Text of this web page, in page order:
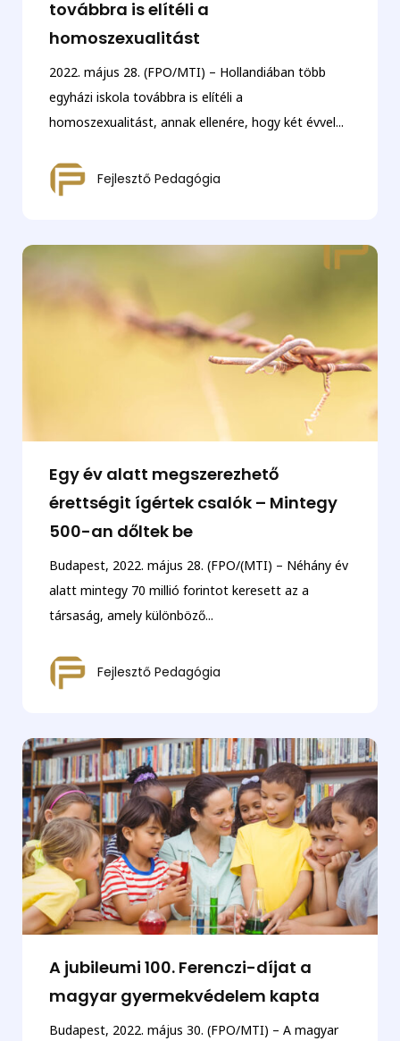
továbbra is elítéli a
homoszexualitást
2022. május 28. (FPO/MTI) – Hollandiában több
egyházi iskola továbbra is elítéli a
homoszexualitást, annak ellenére, hogy két évvel...
Fejlesztő Pedagógia
Egy év alatt megszerezhető
érettségit ígértek csalók – Mintegy
500-an dőltek be
Budapest, 2022. május 28. (FPO/(MTI) – Néhány év
alatt mintegy 70 millió forintot keresett az a
társaság, amely különböző...
Fejlesztő Pedagógia
A jubileumi 100. Ferenczi-díjat a
magyar gyermekvédelem kapta
Budapest, 2022. május 30. (FPO/MTI) – A magyar